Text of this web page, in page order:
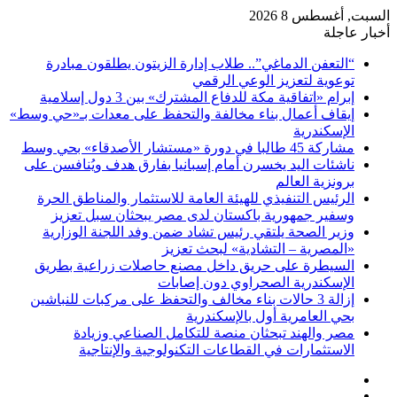
السبت, أغسطس 8 2026
أخبار عاجلة
“التعفن الدماغي”.. طلاب إدارة الزيتون يطلقون مبادرة
توعوية لتعزيز الوعي الرقمي
إبرام «اتفاقية مكة للدفاع المشترك» بين 3 دول إسلامية
إيقاف أعمال بناء مخالفة والتحفظ على معدات بـ«حي وسط»
الإسكندرية
مشاركة 45 طالبا في دورة «مستشار الأصدقاء» بحي وسط
ناشئات اليد يخسرن أمام إسبانيا بفارق هدف ويُنافسن على
برونزية العالم
الرئيس التنفيذي للهيئة العامة للاستثمار والمناطق الحرة
وسفير جمهورية باكستان لدى مصر يبحثان سبل تعزيز
وزير الصحة يلتقي رئيس تشاد ضمن وفد اللجنة الوزارية
«المصرية – التشادية» لبحث تعزيز
السيطرة على حريق داخل مصنع حاصلات زراعية بطريق
الإسكندرية الصحراوي دون إصابات
إزالة 3 حالات بناء مخالف والتحفظ على مركبات للنباشين
بحي العامرية أول بالإسكندرية
مصر والهند تبحثان منصة للتكامل الصناعي وزيادة
الاستثمارات في القطاعات التكنولوجية والإنتاجية